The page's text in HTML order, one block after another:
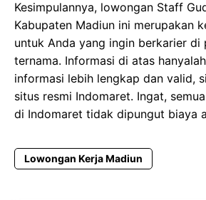
Kesimpulannya, lowongan Staff
Kabupaten Madiun ini merupakan
untuk Anda yang ingin berkarier di
ternama. Informasi di atas
informasi lebih lengkap dan valid,
situs resmi Indomaret. Ingat,
di Indomaret tidak dipungut biaya
Lowongan Kerja Madiun